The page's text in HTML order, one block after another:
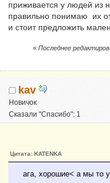
приживается у людей из
правильно понимаю их
и стоит предложить
« Последнее
kav
Новичок
Сказали "Спасибо": 1
Цитата: KATENKA
ага, хорошие< а мы то